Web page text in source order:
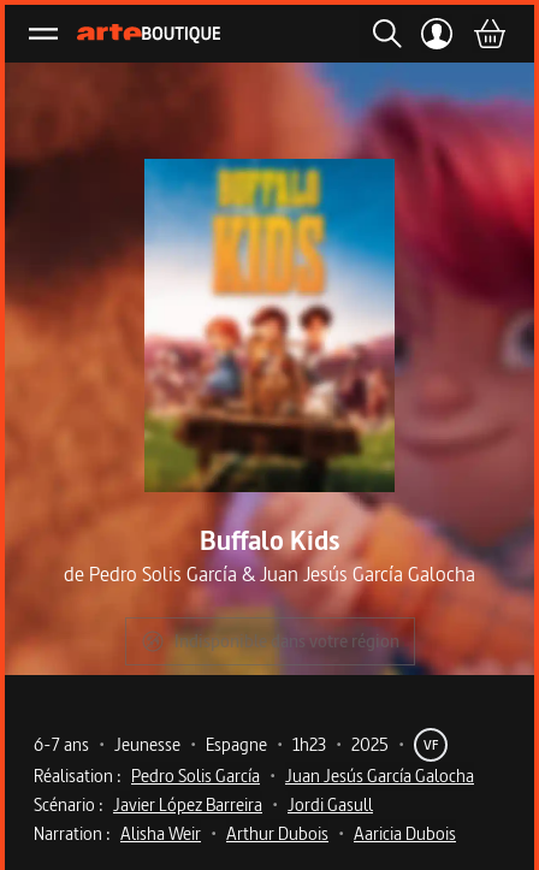
Ouvrir le menu
Buffalo Kids
de Pedro Solis García&Juan Jesús García Galocha
Indisponible dans votre région
Metadata du programme
6-7 ans • Jeunesse • Espagne • 1h23 • 2025 • VF
Réalisation : Pedro Solis García • Juan Jesús García Galocha
Scénario : Javier López Barreira • Jordi Gasull
Narration : Alisha Weir • Arthur Dubois • Aaricia Dubois